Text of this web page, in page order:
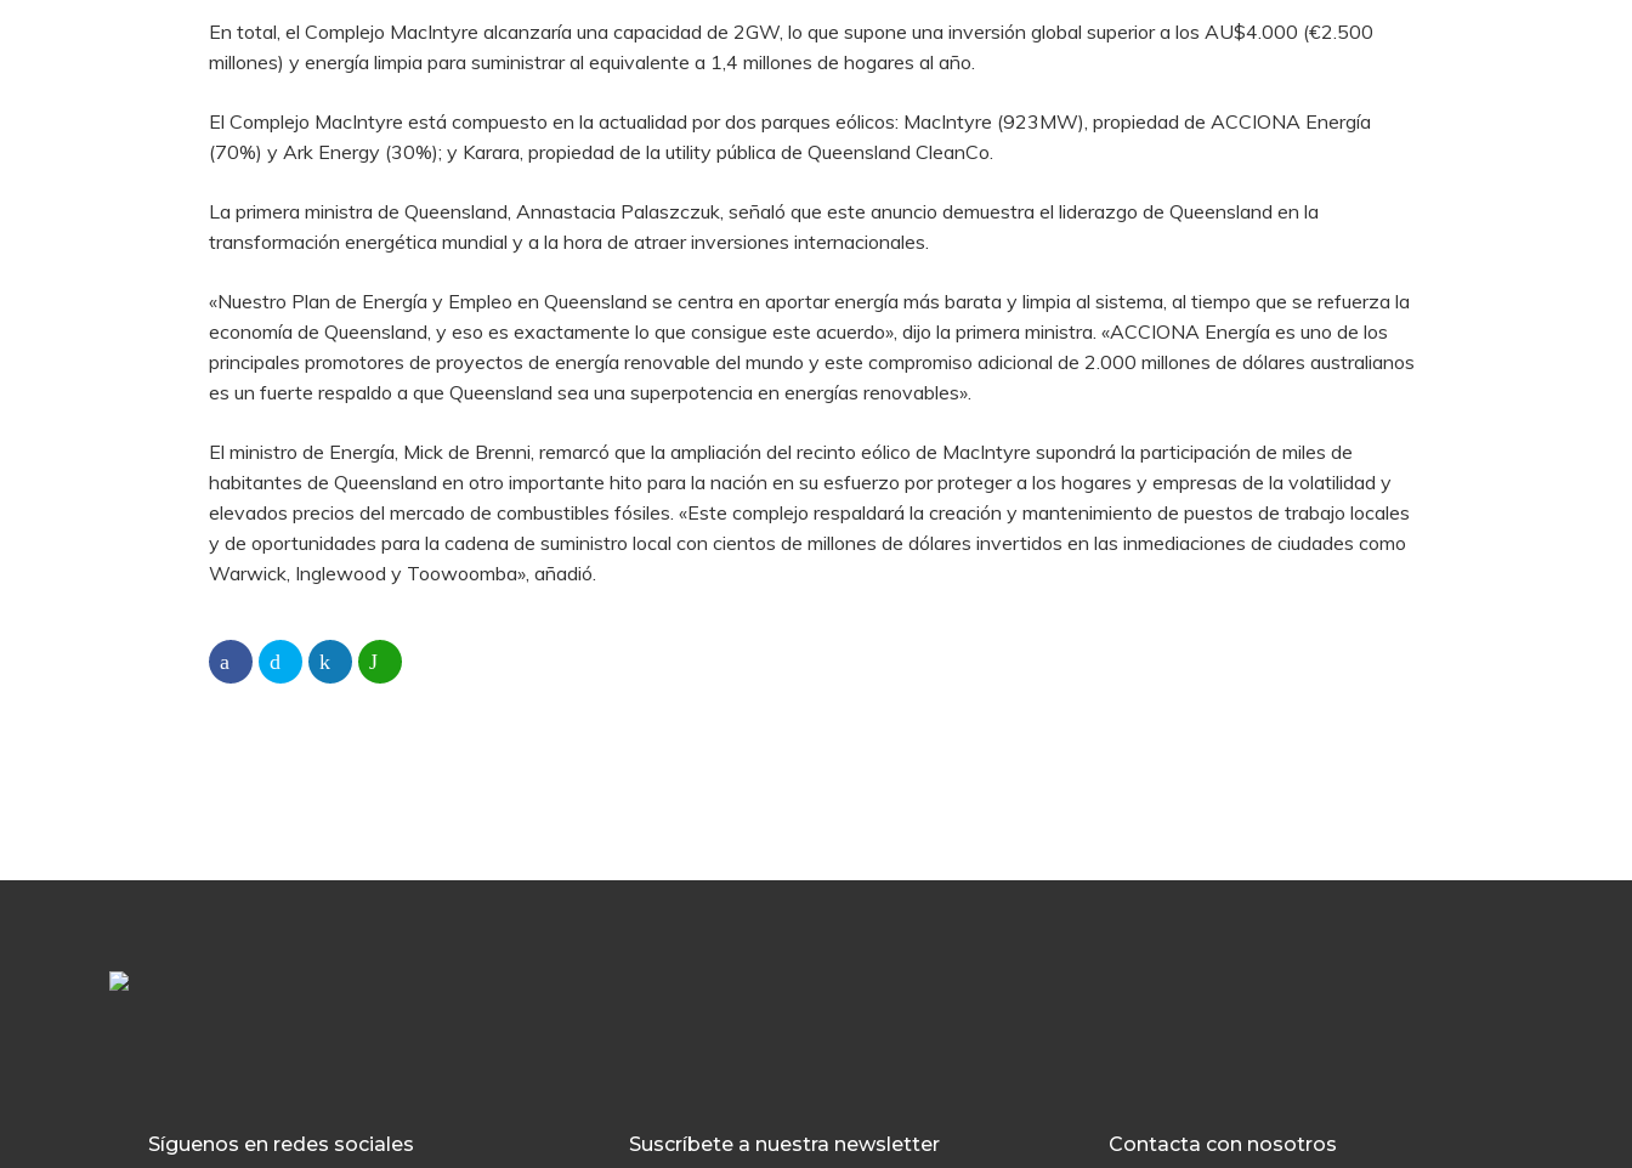
En total, el Complejo MacIntyre alcanzaría una capacidad de 2GW, lo que supone una inversión global superior a los AU$4.000 (€2.500
millones) y energía limpia para suministrar al equivalente a 1,4 millones de hogares al año.
El Complejo MacIntyre está compuesto en la actualidad por dos parques eólicos: MacIntyre (923MW), propiedad de ACCIONA Energía
(70%) y Ark Energy (30%); y Karara, propiedad de la utility pública de Queensland CleanCo.
La primera ministra de Queensland, Annastacia Palaszczuk, señaló que este anuncio demuestra el liderazgo de Queensland en la
transformación energética mundial y a la hora de atraer inversiones internacionales.
«Nuestro Plan de Energía y Empleo en Queensland se centra en aportar energía más barata y limpia al sistema, al tiempo que se refuerza la
economía de Queensland, y eso es exactamente lo que consigue este acuerdo», dijo la primera ministra. «ACCIONA Energía es uno de los
principales promotores de proyectos de energía renovable del mundo y este compromiso adicional de 2.000 millones de dólares australianos
es un fuerte respaldo a que Queensland sea una superpotencia en energías renovables».
El ministro de Energía, Mick de Brenni, remarcó que la ampliación del recinto eólico de MacIntyre supondrá la participación de miles de
habitantes de Queensland en otro importante hito para la nación en su esfuerzo por proteger a los hogares y empresas de la volatilidad y
elevados precios del mercado de combustibles fósiles. «Este complejo respaldará la creación y mantenimiento de puestos de trabajo locales
y de oportunidades para la cadena de suministro local con cientos de millones de dólares invertidos en las inmediaciones de ciudades como
Warwick, Inglewood y Toowoomba», añadió.
Síguenos en redes sociales Suscríbete a nuestra newsletter Contacta con nosotros